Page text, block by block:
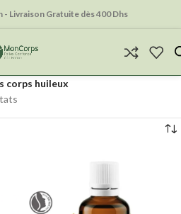
- Livraison Gratuite dès 400 Dhs
corps huileux